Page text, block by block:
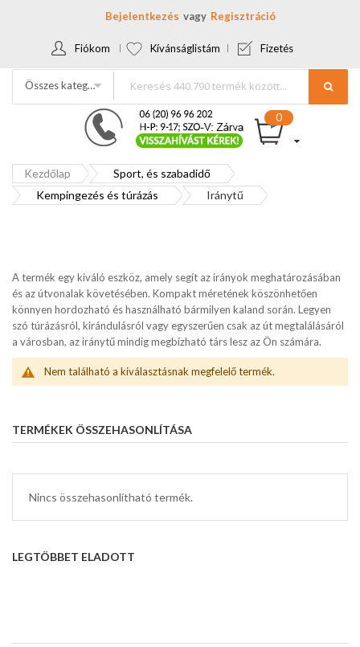
Bejelentkezés Regisztráció
Fiókom Kívánságlistám Fizetés
Összes kategória
Kezdőlap
Sport, és szabadidő
Kempingezés és túrázás
Iránytű
A termék egy kiváló eszköz, amely segít az irányok meghatározásában
és az útvonalak követésében. Kompakt méretének köszönhetően
könnyen hordozható és használható bármilyen kaland során. Legyen
szó túrázásról, kirándulásról vagy egyszerűen csak az út megtalálásáról
a városban, az iránytű mindig megbízható társ lesz az Ön számára.
Nem található a kiválasztásnak megfelelő termék.
TERMÉKEK ÖSSZEHASONLÍTÁSA
Nincs összehasonlítható termék.
LEGTÖBBET ELADOTT